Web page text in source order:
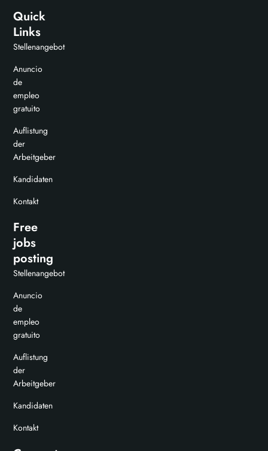
Quick
Links
Stellenangebot
Anuncio
de
empleo
gratuito
Auflistung
der
Arbeitgeber
Kandidaten
Kontakt
Free
jobs
posting
Stellenangebot
Anuncio
de
empleo
gratuito
Auflistung
der
Arbeitgeber
Kandidaten
Kontakt